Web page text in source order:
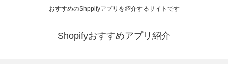
おすすめのShppifyアプリを紹介するサイトです
Shopifyおすすめアプリ紹介